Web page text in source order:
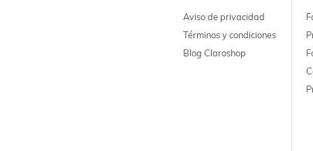
Aviso de privacidad
Términos y condiciones
Blog Claroshop